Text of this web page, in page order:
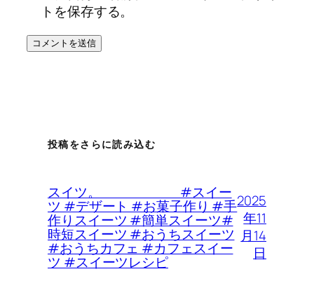
トを保存する。
投稿をさらに読み込む
スイツ。 #スイー
ツ #デザート #お菓子作り #手
作りスイーツ #簡単スイーツ#
時短スイーツ #おうちスイーツ
#おうちカフェ #カフェスイー
ツ #スイーツレシピ
2025
年11
月14
日